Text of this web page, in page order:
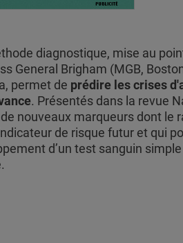
diagnostique, mise au
General Brigham (MGB,
permet de prédire les crises
. Présentés dans la revue
nouveaux marqueurs dont le
de risque futur et qui
d’un test sanguin